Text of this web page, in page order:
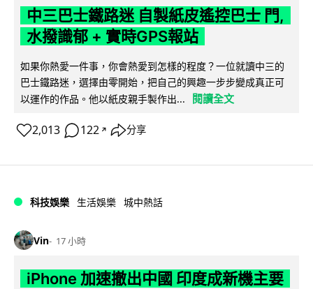
中三巴士鐵路迷 自製紙皮遙控巴士 門,
水撥識郁 + 實時GPS報站
如果你熱愛一件事，你會熱愛到怎樣的程度？一位就讀中三的
巴士鐵路迷，選擇由零開始，把自己的興趣一步步變成真正可
以運作的作品。他以紙皮親手製作出...
閱讀全文
2,013 122 ↗ 分享
科技娛樂 生活娛樂 城中熱話
Vin 17 小時
iPhone 加速撤出中國 印度成新機主要